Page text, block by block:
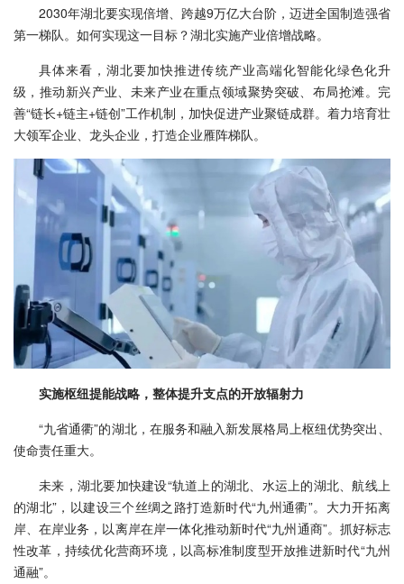
2030年湖北要实现倍增、跨越9万亿大台阶，迈进全国制造强省
第一梯队。如何实现这一目标？湖北实施产业倍增战略。
具体来看，湖北要加快推进传统产业高端化智能化绿色化升
级，推动新兴产业、未来产业在重点领域聚势突破、布局抢滩。完
善“链长+链主+链创”工作机制，加快促进产业聚链成群。着力培育壮
大领军企业、龙头企业，打造企业雁阵梯队。
实施枢纽提能战略，整体提升支点的开放辐射力
“九省通衢”的湖北，在服务和融入新发展格局上枢纽优势突出、
使命责任重大。
未来，湖北要加快建设“轨道上的湖北、水运上的湖北、航线上
的湖北”，以建设三个丝绸之路打造新时代“九州通衢”。大力开拓离
岸、在岸业务，以离岸在岸一体化推动新时代“九州通商”。抓好标志
性改革，持续优化营商环境，以高标准制度型开放推进新时代“九州
通融”。